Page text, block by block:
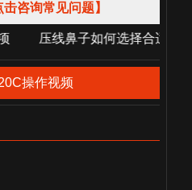
击咨询常见问题】
线鼻子如何选择合适
操作视频